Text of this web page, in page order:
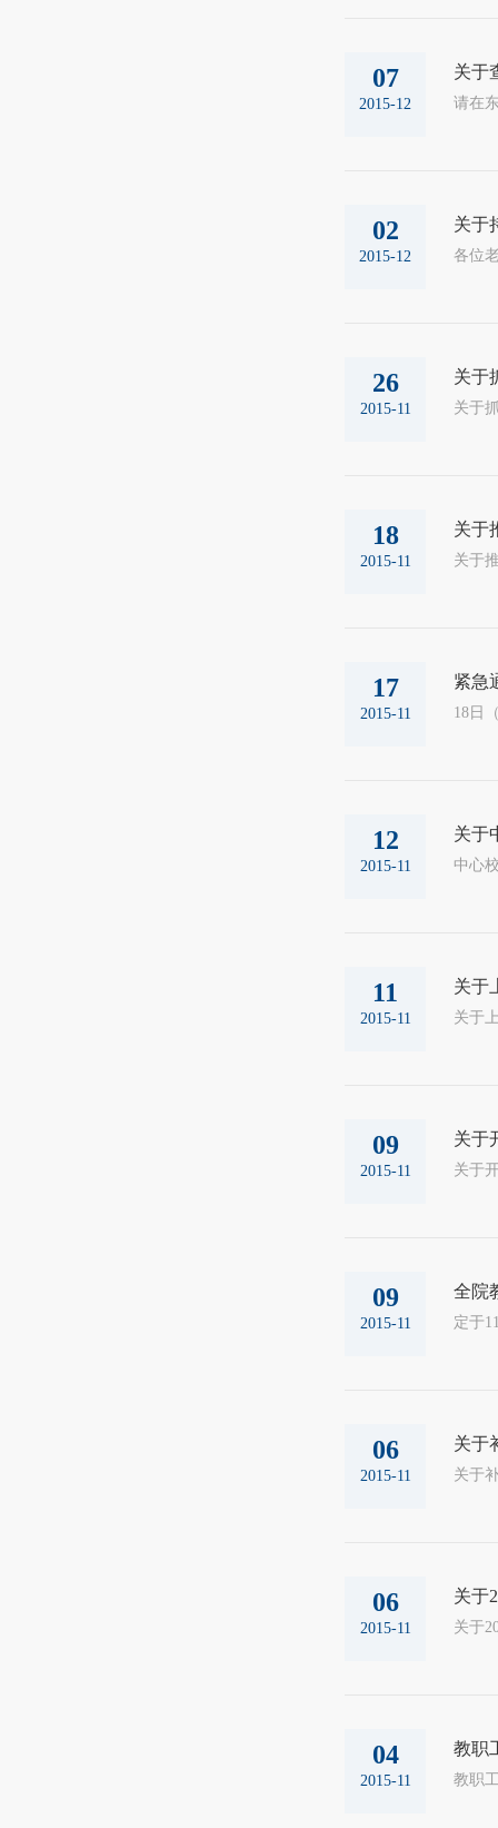
07
2015-12
关于
请在
02
2015-12
关于
各位
26
2015-11
关于
18
2015-11
关于
17
2015-11
紧急
18日
12
2015-11
关于
中心
11
2015-11
关于
关于
09
2015-11
关于
关于
09
2015-11
全院
定于
06
2015-11
关于
关于
06
2015-11
关于
关于
04
2015-11
教职